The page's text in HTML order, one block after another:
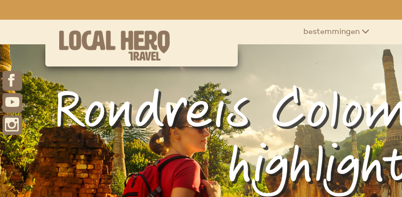
bestemmingen
Rondreis